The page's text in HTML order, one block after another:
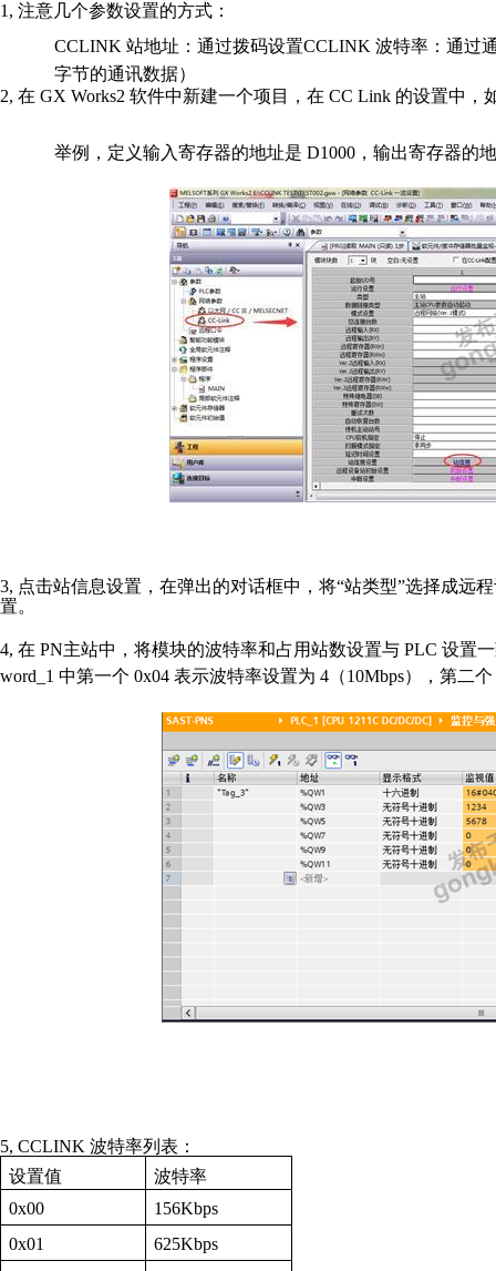
1, 注意几个参数设置的方式：
CCLINK 站地址：通过拨码设置CCLINK 波特率：通过
字节的通讯数据）
2, 在 GX Works2 软件中新建一个项目，在 CC Link 的设置中，
举例，定义输入寄存器的地址是 D1000 ，输出寄存器的
3, 点击站信息设置，在弹出的对话框中，将“站类型”选择成远
置。
4, 在 PN主站中，将模块的波特率和占用站数设置与 PLC 设置
word_1 中第一个 0x04 表示波特率设置为 4 （10Mbps），第二个
5, CCLINK 波特率列表：
设置值
波特率
0x00
156Kbps
0x01
625Kbps